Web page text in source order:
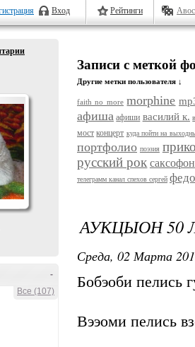
Вход Рейтинги
-
Все (107)
Записи с меткой
Другие метки пользователя ↓
faith no more morphine
афиша афиши василий к.
мост концерт куда пойти на
портфолио поэзия
русский рок саксофон
телеграмм канал спехов сергей
АУКЦЫОН 50
Среда, 02 Марта
Бобэоби пелись
Вээоми пелись